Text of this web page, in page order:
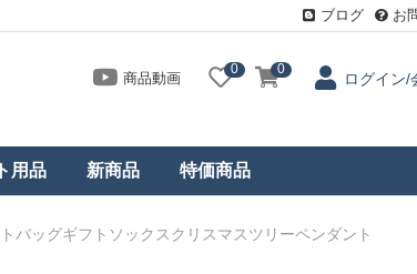
ブログ お
商品動画
0 0
ログイン/
用品 新商品 特価商品
バッグギフトソックスクリスマスツリーペンダント